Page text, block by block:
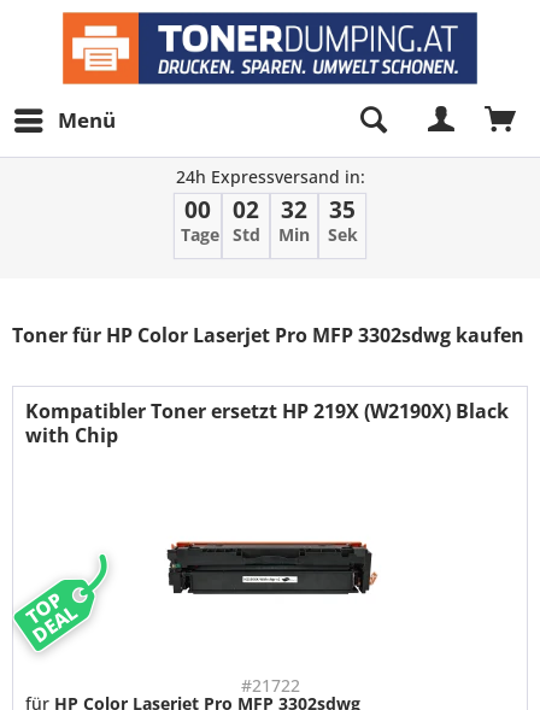
Menü
24h Expressversand in:
00
Tage
02
Std
32
Min
35
Sek
Toner für HP Color Laserjet Pro MFP 3302sdwg kaufen
TOP
DEAL
Kompatibler Toner ersetzt HP 219X (W2190X) Black
with Chip
#21722
für HP Color Laserjet Pro MFP 3302sdwg